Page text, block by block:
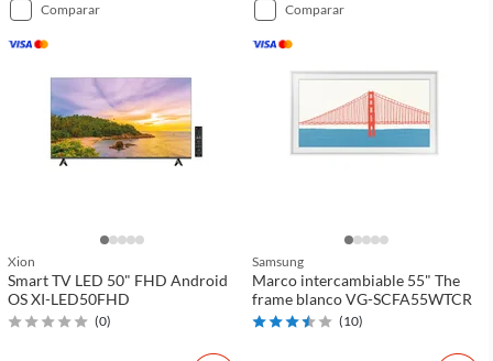
comparar
Xion
Smart TV LED 50" FHD Android
OS XI-LED50FHD
(0)
comparar
Samsung
Marco intercambiable 55" The
frame blanco VG-SCFA55WTCR
(10)